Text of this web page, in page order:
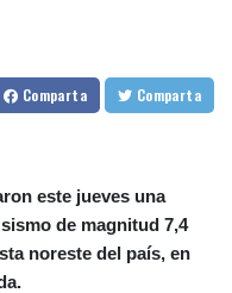
Comparta Comparta
este jueves una
de magnitud 7,4
noreste del país, en